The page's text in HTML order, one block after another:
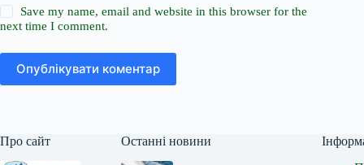
Save my name, email and website in this browser for the
next time I comment.
Опублікувати коментар
Про сайт Останні новини